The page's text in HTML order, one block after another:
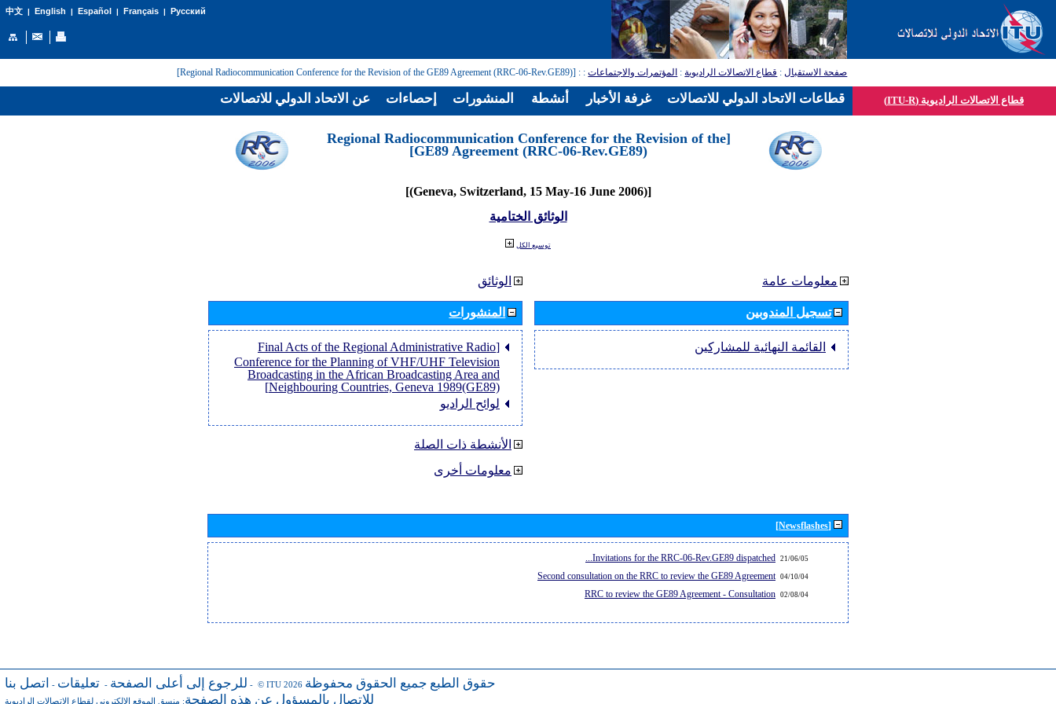
中文| English | Español | Français| Русский
صفحة الاستقبال: قطاع الاتصالات الراديوية: المؤتمرات والاجتماعات:
: [Regional Radiocommunication Conference for the Revision of the GE89 Agreement (RRC-06-Rev.GE89)]
قطاع الاتصالات الراديوية (ITU-R)
[Regional Radiocommunication Conference for the Revision of the
GE89 Agreement (RRC-06-Rev.GE89)]
[(Geneva, Switzerland, 15 May-16 June 2006)]
الوثائق الختامية
توسيع الكل
الوثائق
المنشورات
[Final Acts of the Regional Administrative Radio
Conference for the Planning of VHF/UHF Television
Broadcasting in the African Broadcasting Area and
Neighbouring Countries, Geneva 1989(GE89)]
لوائح الراديو
الأنشطة ذات الصلة
معلومات أخرى
معلومات عامة
تسجيل المندوبين
القائمة النهائية للمشاركين
[Newsflashes]
21/06/05
Invitations for the RRC-06-Rev.GE89 dispatched...
04/10/04
Second consultation on the RRC to review the GE89 Agreement
02/08/04
RRC to review the GE89 Agreement - Consultation
للرجوع إلى أعلى الصفحة - تعليقات - اتصل بنا - © ITU 2026 حقوق الطبع جميع الحقوق محفوظة
للاتصال بالمسؤول عن هذه الصفحة: منسق الموقع الإلكتروني لقطاع الاتصالات الراديوية
عن الاتحاد الدولي للاتصالات إحصاءات المنشورات أنشطة غرفة الأخبار قطاعات الاتحاد الدولي للاتصالات